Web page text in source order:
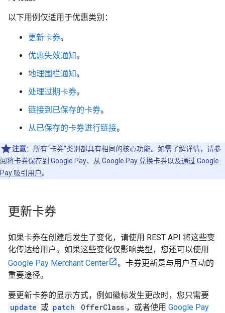
以下用例仅适用于优惠类别：
更新卡券。
优惠失效通知。
地理围栏通知。
处理过期卡券。
链接到已保存的卡券。
从已保存的卡券进行链接。
注意：所有“卡券”类别都具有相同的核心功能。如需了解详情，请参
阅将卡券保存到 Google Pay、 从 Google Pay 兑换卡券以及通过 Google
Pay 吸引用户。
更新卡券
如果卡券在创建后发生了变化，请使用 REST API 将这些变
化传达给用户。如果这些变化仅影响类型，您还可以使用
Google Pay Merchant Center
。卡券更新是与用户互动的
重要途径。
要更新卡券的显示方式，例如徽标发生更改时，您只需要
update 或 patch OfferClass ，或者使用 Google Pay